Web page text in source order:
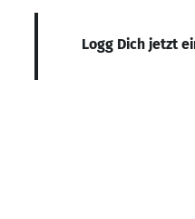
Logg Dich jetzt